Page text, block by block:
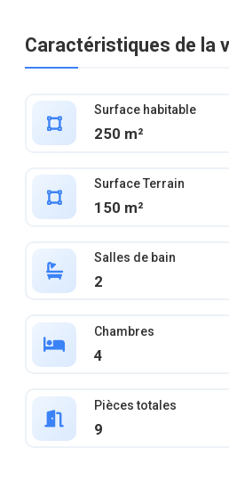
Caractéristiques de la
Surface habitable
250 m²
Surface Terrain
150 m²
Salles de bain
2
Chambres
4
Pièces totales
9